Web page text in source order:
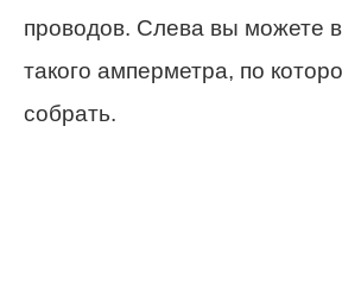
проводов. Слева вы можете
такого амперметра, по
собрать.